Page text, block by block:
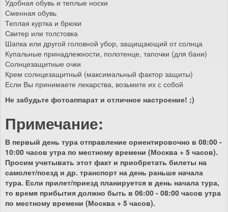
Удобная обувь и теплые носки
Сменная обувь
Теплая куртка и брюки
Свитер или толстовка
Шапка или другой головной убор, защищающий от солнца
Купальные принадлежности, полотенце, тапочки (для бани)
Солнцезащитные очки
Крем солнцезащитный (максимальный фактор защиты)
Если Вы принимаете лекарства, возьмите их с собой
Не забудьте фотоаппарат и отличное настроение! ;)
Примечание:
В первый день тура отправление ориентировочно в 08:00 -
10:00 часов утра по местному времени (Москва + 5 часов).
Просим учитывать этот факт и приобретать билеты на
самолет/поезд и др. транспорт на день раньше начала
тура. Если прилет/приезд планируется в день начала тура,
то время прибытия должно быть в 06:00 - 08:00 часов утра
по местному времени (Москва + 5 часов).